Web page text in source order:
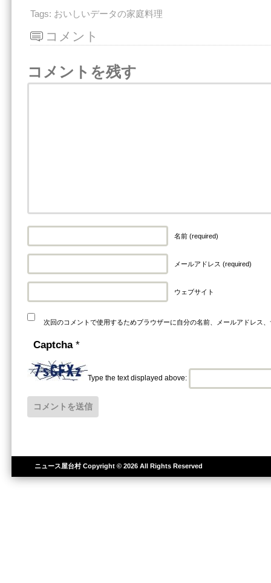
Tags: おいしいデータの家庭料理
コメント
コメントを残す
名前 (required)
メールアドレス (required)
ウェブサイト
次回のコメントで使用するためブラウザーに自分の名前、メールアドレス
Captcha *
Type the text displayed above:
ニュース屋台村Copyright © 2026 All Rights Reserved